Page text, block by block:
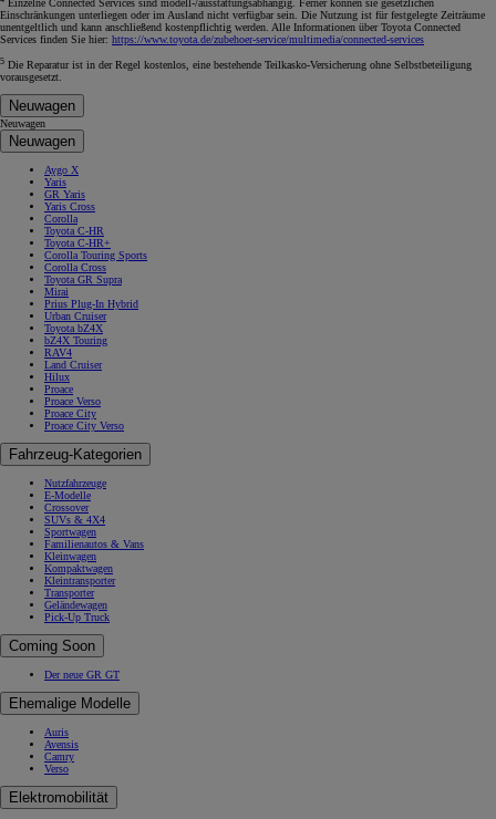
Einzelne Connected Services sind modell-/ausstattungsabhängig. Ferner können sie gesetzlichen
Einschränkungen unterliegen oder im Ausland nicht verfügbar sein. Die Nutzung ist für festgelegte Zeiträume
unentgeltlich und kann anschließend kostenpflichtig werden. Alle Informationen über Toyota Connected
Services finden Sie hier: https://www.toyota.de/zubehoer-service/multimedia/connected-services
5 Die Reparatur ist in der Regel kostenlos, eine bestehende Teilkasko-Versicherung ohne Selbstbeteiligung
vorausgesetzt.
Neuwagen
Neuwagen
Neuwagen
Aygo X
Yaris
GR Yaris
Yaris Cross
Corolla
Toyota C-HR
Toyota C-HR+
Corolla Touring Sports
Corolla Cross
Toyota GR Supra
Mirai
Prius Plug-In Hybrid
Urban Cruiser
Toyota bZ4X
bZ4X Touring
RAV4
Land Cruiser
Hilux
Proace
Proace Verso
Proace City
Proace City Verso
Fahrzeug-Kategorien
Nutzfahrzeuge
E-Modelle
Crossover
SUVs & 4X4
Sportwagen
Familienautos & Vans
Kleinwagen
Kompaktwagen
Kleintransporter
Transporter
Geländewagen
Pick-Up Truck
Coming Soon
Der neue GR GT
Ehemalige Modelle
Auris
Avensis
Camry
Verso
Elektromobilität